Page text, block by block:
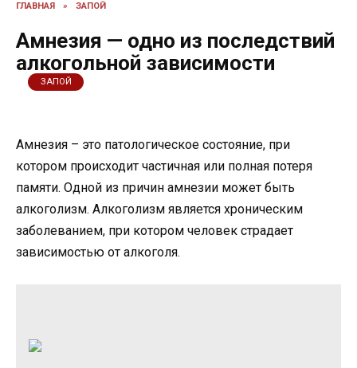
ГЛАВНАЯ » ЗАПОЙ
Амнезия — одно из последствий
алкогольной зависимости
ЗАПОЙ
Амнезия – это патологическое состояние, при
котором происходит частичная или полная потеря
памяти. Одной из причин амнезии может быть
алкоголизм. Алкоголизм является хроническим
заболеванием, при котором человек страдает
зависимостью от алкоголя.